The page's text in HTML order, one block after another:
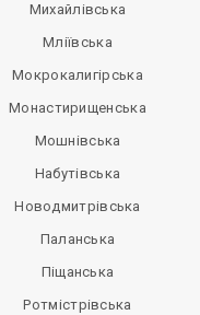
Михайлівська
Мліївська
Мокрокалигірська
Монастирищенська
Мошнівська
Набутівська
Новодмитрівська
Паланська
Піщанська
Ротмістрівська